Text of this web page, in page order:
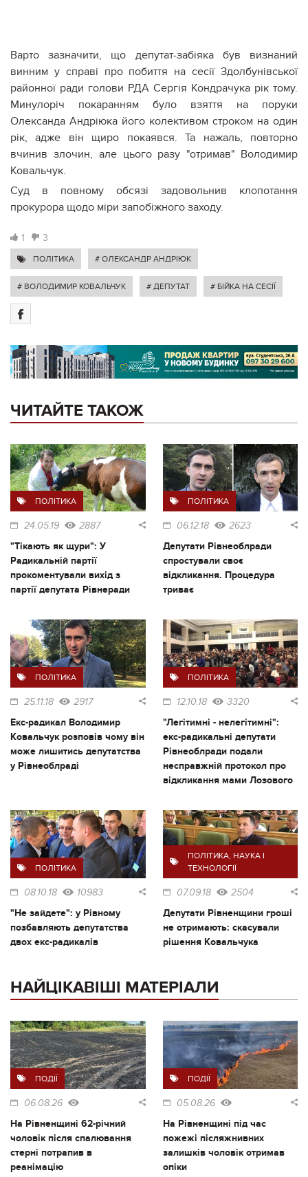
Варто зазначити, що депутат-забіяка був визнаний
винним у справі про побиття на сесії Здолбунівської
районної ради голови РДА Сергія Кондрачука рік тому.
Минулоріч покаранням було взяття на поруки
Олександа Андріюка його колективом строком на один
рік, адже він щиро покаявся. Та нажаль, повторно
вчинив злочин, але цього разу "отримав" Володимир
Ковальчук.
Суд в повному обсязі задовольнив клопотання
прокурора щодо міри запобіжного заходу.
1 3
ПОЛІТИКА # ОЛЕКСАНДР АНДРІЮК
# ВОЛОДИМИР КОВАЛЬЧУК # ДЕПУТАТ # БІЙКА НА СЕСІЇ
ЧИТАЙТЕ ТАКОЖ
ПОЛІТИКА
24.05.19 2887
"Тікають як щури": У
Радикальній партії
прокоментували вихід з
партії депутата Рівнеради
ПОЛІТИКА
06.12.18 2623
Депутати Рівнеоблради
спростували своє
відкликання. Процедура
триває
ПОЛІТИКА
25.11.18 2917
Екс-радикал Володимир
Ковальчук розповів чому він
може лишитись депутатства
у Рівнеоблраді
ПОЛІТИКА
12.10.18 3320
"Легітимні - нелегітимні":
екс-радикальні депутати
Рівнеоблради подали
несправжній протокол про
відкликання мами Лозового
ПОЛІТИКА
08.10.18 10983
"Не зайдете": у Рівному
позбавляють депутатства
двох екс-радикалів
ПОЛІТИКА, НАУКА І
ТЕХНОЛОГІЇ
07.09.18 2504
Депутати Рівненщини гроші
не отримають: скасували
рішення Ковальчука
НАЙЦІКАВІШІ МАТЕРІАЛИ
ПОДІЇ
06.08.26
На Рівненщині 62-річний
чоловік після спалювання
стерні потрапив в
реанімацію
ПОДІЇ
05.08.26
На Рівненщині під час
пожежі післяжнивних
залишків чоловік отримав
опіки